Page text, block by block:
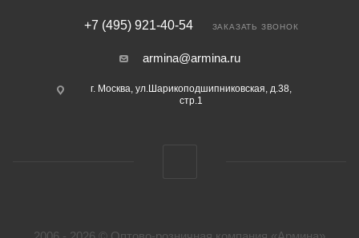
+7 (495) 921-40-54 ЗАКАЗАТЬ ЗВОНОК
armina@armina.ru
г. Москва, ул.Шарикоподшипниковская, д.38,
стр.1